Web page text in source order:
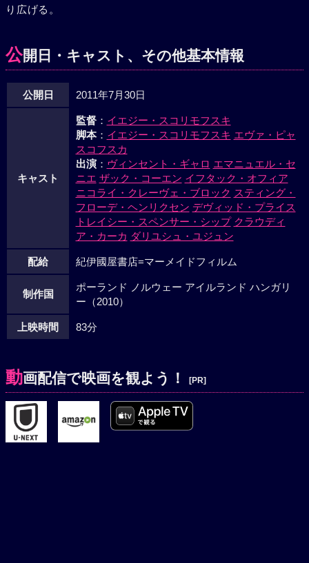
り広げる。
公開日・キャスト、その他基本情報
公開日 2011年7月30日
キャスト
監督： イエジー・スコリモフスキ
脚本： イエジー・スコリモフスキ エヴァ・ピャ
スコフスカ
出演： ヴィンセント・ギャロ エマニュエル・セ
ニエ ザック・コーエン イフタック・オフィア
ニコライ・クレーヴェ・ブロック スティング・
フローデ・ヘンリクセン デヴィッド・プライス
トレイシー・スペンサー・シップ クラウディ
ア・カーカ ダリユシュ・ユジュン
配給 紀伊國屋書店=マーメイドフィルム
制作国
ポーランド ノルウェー アイルランド ハンガリ
ー（2010）
上映時間 83分
動画配信で映画を観よう！ [PR]